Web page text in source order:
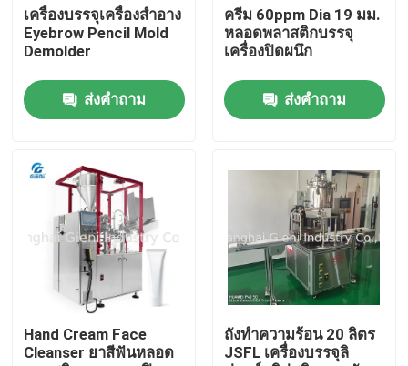
เกี่ยวกับเรา
ติดต่อเรา
ข่าว
กรณี
บล็อก
เครื่องบรรจุเครื่องสำอาง
Eyebrow Pencil Mold
Demolder
ส่งคำถาม
ครีม 60ppm Dia 19 มม.
หลอดพลาสติกบรรจุ
เครื่องปิดผนึก
ส่งคำถาม
Hand Cream Face
Cleanser ยาสีฟันหลอด
ถังทำความร้อน 20 ลิตร
JSFL เครื่องบรรจุลิ